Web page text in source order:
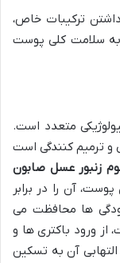
ترکیبات خاص،
به سلامت کلی پوست
متعدد است.
و ترمیم کنندگی است
زنبور عسل صابون
آن را در برابر
ها محافظت می
ورود باکتری ها و
آن به تسکین